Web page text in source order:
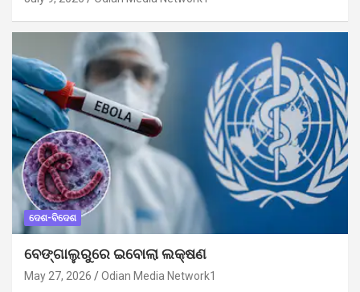
ଦେଶ-ବିଦେଶ
ବେଙ୍ଗାଲୁରୁରେ ଇବୋଲା ଲକ୍ଷଣ
May 27, 2026 Odian Media Network1